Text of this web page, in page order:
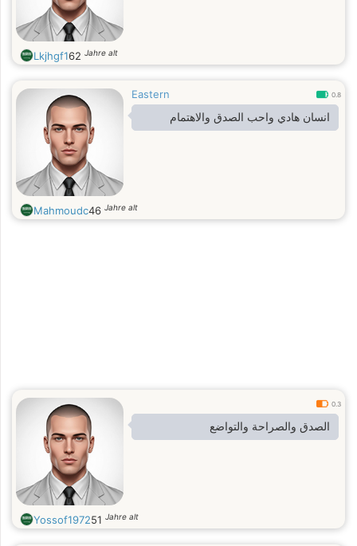
Lkjhgf162 Jahre alt
Eastern 0.8
انسان هادي واحب الصدق والاهتمام
Mahmoudc46 Jahre alt
0.3
الصدق والصراحة والتواضع
Yossof197251 Jahre alt